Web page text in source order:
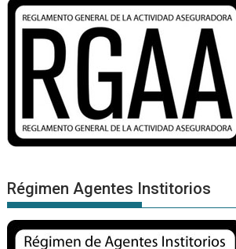
Régimen Agentes Institorios